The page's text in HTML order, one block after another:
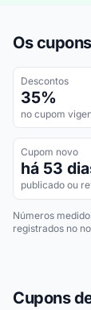
Os
Descontos
35%
no cupom
Cupom novo
há 53
publicado ou
Números
registrados no
Cupons